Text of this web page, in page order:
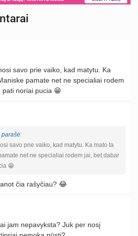
savo prie vaiko, kad matytu. Ka
pamate net ne specialiai rodem
pati noriai pucia 😁
parašė:
savo prie vaiko, kad matytu. Ka mato ta
net ne specialiai rodem jai, bet dabar
😁
čia rašyčiau? 😂
jam nepavyksta? Juk per nosį